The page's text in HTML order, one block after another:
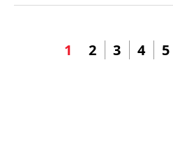
1 2 3 4 5